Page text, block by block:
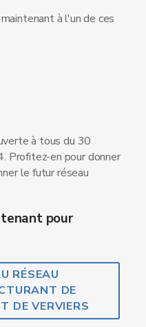
à l'un de ces
à tous du 30
Profitez-en pour donner
le futur réseau
pour
RÉSEAU
DE
DE VERVIERS